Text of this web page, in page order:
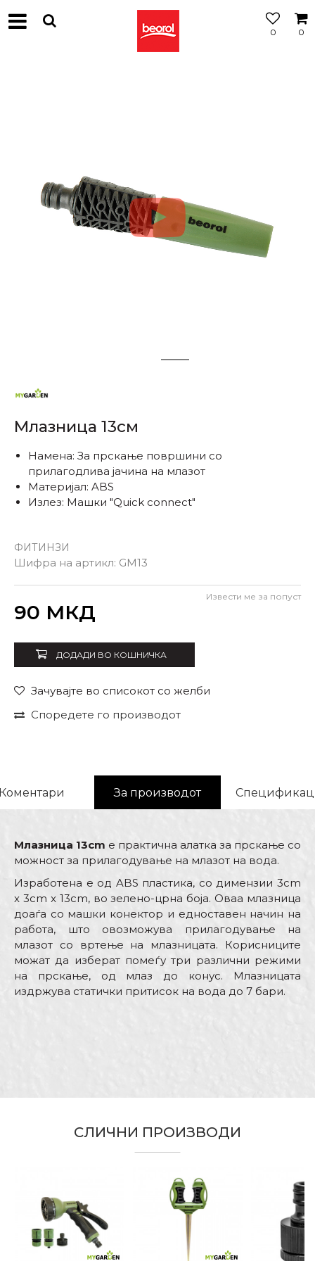
0
0
2
Млазница 13см
ФИТИНЗИ
Шифра на артикл: GM13
Намена: За прскање површини со
прилагодлива јачина на млазот
Материјал: ABS
Излез: Машки "Quick connect"
90 МКД
Извести ме за попуст
ДОДАДИ ВО КОШНИЧКА
Зачувајте во списокот со желби
Споредете го производот
За производот
Млазница 13cm е практична алатка за прскање со
можност за прилагодување на млазот на вода.
Изработена е од ABS пластика, со димензии 3cm
x 3cm x 13cm, во зелено-црна боја. Оваа млазница
доаѓа со машки конектор и едноставен начин на
работа, што овозможува прилагодување на
млазот со вртење на млазницата. Корисниците
можат да изберат помеѓу три различни режими
на прскање, од млаз до конус. Млазницата
издржува статички притисок на вода до 7 бари.
СЛИЧНИ ПРОИЗВОДИ